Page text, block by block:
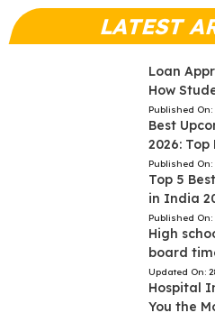
LATEST
Loan
How
Published On:
Best
2026:
Published On:
Top 5
in India
Published On:
High
board
Updated On:
Hospital
You the